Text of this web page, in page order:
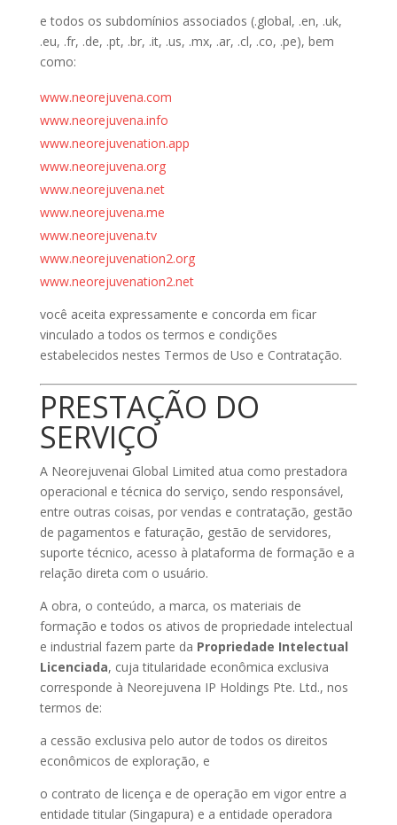
e todos os subdomínios associados (.global, .en, .uk,
.eu, .fr, .de, .pt, .br, .it, .us, .mx, .ar, .cl, .co, .pe), bem
como:
www.neorejuvena.com
www.neorejuvena.info
www.neorejuvenation.app
www.neorejuvena.org
www.neorejuvena.net
www.neorejuvena.me
www.neorejuvena.tv
www.neorejuvenation2.org
www.neorejuvenation2.net
você aceita expressamente e concorda em ficar
vinculado a todos os termos e condições
estabelecidos nestes Termos de Uso e Contratação.
PRESTAÇÃO DO
SERVIÇO
A Neorejuvenai Global Limited atua como prestadora
operacional e técnica do serviço, sendo responsável,
entre outras coisas, por vendas e contratação, gestão
de pagamentos e faturação, gestão de servidores,
suporte técnico, acesso à plataforma de formação e a
relação direta com o usuário.
A obra, o conteúdo, a marca, os materiais de
formação e todos os ativos de propriedade intelectual
e industrial fazem parte da Propriedade Intelectual
Licenciada, cuja titularidade econômica exclusiva
corresponde à Neorejuvena IP Holdings Pte. Ltd., nos
termos de:
a cessão exclusiva pelo autor de todos os direitos
econômicos de exploração, e
o contrato de licença e de operação em vigor entre a
entidade titular (Singapura) e a entidade operadora